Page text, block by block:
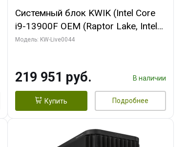
Системный блок KWIK (Intel Core
i9-13900F OEM (Raptor Lake, Intel
7, Efficient-co/ 32 ГБ ОЗУ (2
HD/ 512 ГБ SSD)
Модель: KW-Live0044
219 951 руб. В наличии
Купить Подробнее